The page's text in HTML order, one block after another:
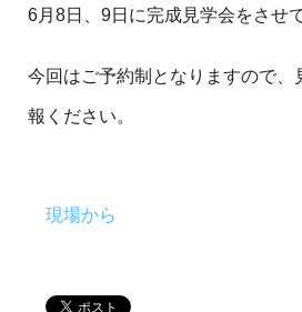
6月8日、9日に完成見学会をさせ
今回はご予約制となりますので、
報ください。
現場から